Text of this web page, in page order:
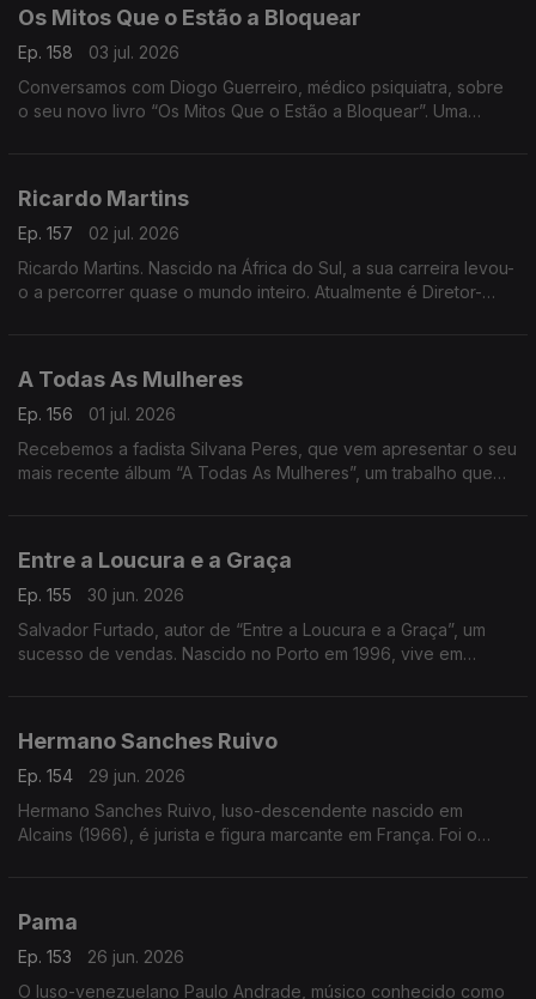
Os Mitos Que o Estão a Bloquear
Ep. 158
03 jul. 2026
Conversamos com Diogo Guerreiro, médico psiquiatra, sobre
o seu novo livro “Os Mitos Que o Estão a Bloquear”. Uma
Ricardo Martins
Ep. 157
02 jul. 2026
Ricardo Martins. Nascido na África do Sul, a sua carreira levou-
o a percorrer quase o mundo inteiro. Atualmente é Diretor-
A Todas As Mulheres
Ep. 156
01 jul. 2026
Recebemos a fadista Silvana Peres, que vem apresentar o seu
mais recente álbum “A Todas As Mulheres”, um trabalho que
Entre a Loucura e a Graça
Ep. 155
30 jun. 2026
Salvador Furtado, autor de “Entre a Loucura e a Graça”, um
sucesso de vendas. Nascido no Porto em 1996, vive em
Hermano Sanches Ruivo
Ep. 154
29 jun. 2026
Hermano Sanches Ruivo, luso-descendente nascido em
Alcains (1966), é jurista e figura marcante em França. Foi o
Pama
Ep. 153
26 jun. 2026
O luso-venezuelano Paulo Andrade, músico conhecido como